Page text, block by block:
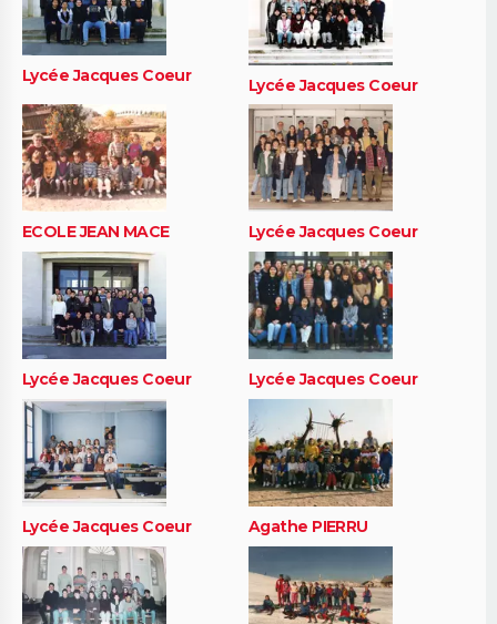
Lycée Jacques Coeur Lycée Jacques Coeur
ECOLE JEAN MACE Lycée Jacques Coeur
Lycée Jacques Coeur Lycée Jacques Coeur
Lycée Jacques Coeur Agathe PIERRU